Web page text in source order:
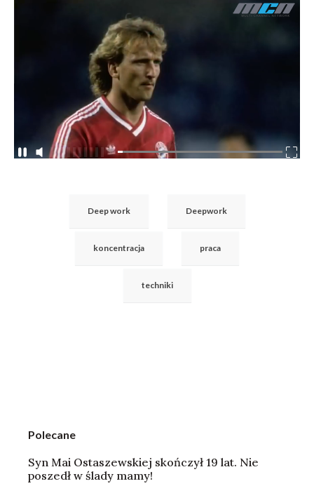
Deep work Deepwork
koncentracja praca
techniki
Polecane
Syn Mai Ostaszewskiej skończył 19 lat. Nie
poszedł w ślady mamy!